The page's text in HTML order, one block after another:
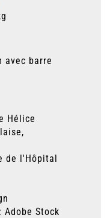
avec barre
Hélice
de l'Hôpital
Adobe Stock